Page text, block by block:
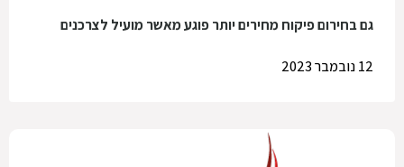
גם בחירום פיקוח מחירים יותר פוגע מאשר מועיל לצרכנים
12 נובמבר 2023